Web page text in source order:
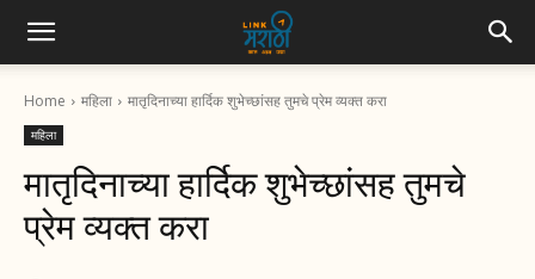
Home महिला मातृदिनाच्या हार्दिक शुभेच्छांसह तुमचे प्रेम व्यक्त करा
महिला
मातृदिनाच्या हार्दिक शुभेच्छांसह तुमचे
प्रेम व्यक्त करा